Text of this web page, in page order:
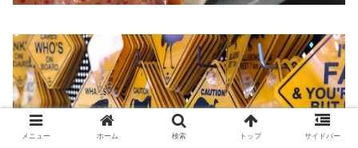
メニュー ホーム 検索 トップ サイドバー